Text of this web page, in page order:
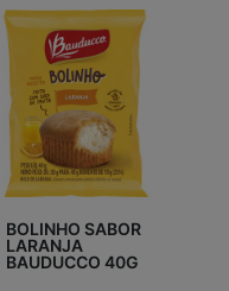
BOLINHO SABOR
LARANJA
BAUDUCCO 40G